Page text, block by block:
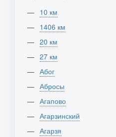
10 км
1406 км
20 км
27 км
Абог
Абросы
Агапово
Агарзинский
Агарзя